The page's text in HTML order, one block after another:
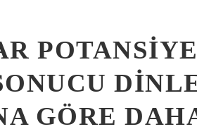
GÖRE